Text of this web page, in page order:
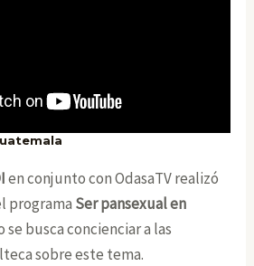
en conjunto con OdasaTV realizó
programa Ser pansexual en
se busca concienciar a las
sobre este tema.